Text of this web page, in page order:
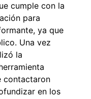
cumple con la
para
ya que
Una vez
la
contactaron
en los